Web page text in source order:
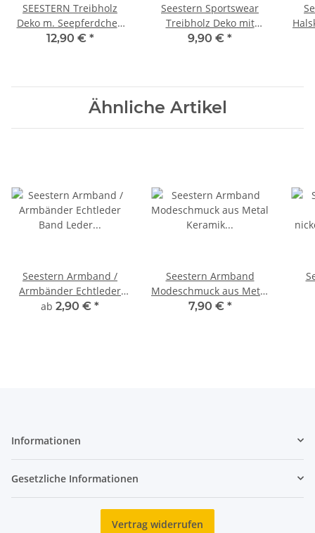
SEESTERN Treibholz
Deko m. Seepferdchen
(33cm) Motiv Wanddeko
12,90 € *
Seestern Sportswear
Treibholz Deko mit
Delphin ( 33 cm ) Motiv
9,90 € *
Ähnliche Artikel
Seestern Armband /
Armbänder Echtleder
Band Leder
ab 2,90 € *
Seestern Armband
Modeschmuck aus Metal
Keramik geflochtenes
7,90 € *
Informationen
Gesetzliche Informationen
Vertrag widerrufen